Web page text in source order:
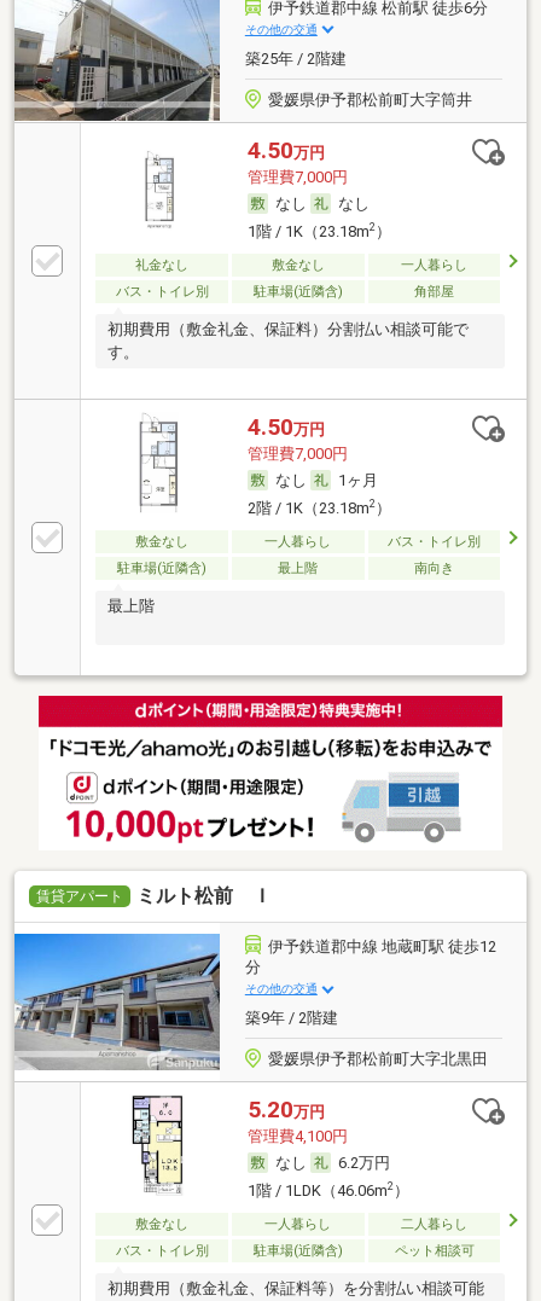
伊予鉄道郡中線 松前駅 徒歩6分
その他の交通
築25年 / 2階建
愛媛県伊予郡松前町大字筒井
4.50万円
管理費7,000円
なし
なし
1階 / 1K（23.18m2）
礼金なし 敷金なし
一人暮らし
バス・トイレ別
駐車場(近隣含) 角部屋
初期費用（敷金礼金、保証料）分割払い相談可能で
す。
4.50万円
管理費7,000円
なし
1ヶ月
2階 / 1K（23.18m2）
敷金なし 一人暮らし
バス・トイレ別
駐車場(近隣含)
最上階 南向き
最上階
賃貸アパート ミルト松前 Ｉ
伊予鉄道郡中線 地蔵町駅 徒歩12
分
その他の交通
築9年 / 2階建
愛媛県伊予郡松前町大字北黒田
5.20万円
管理費4,100円
なし
6.2万円
1階 / 1LDK（46.06m2）
敷金なし 一人暮らし
二人暮らし
バス・トイレ別
駐車場(近隣含) ペット相談可
初期費用（敷金礼金、保証料等）を分割払い相談可能